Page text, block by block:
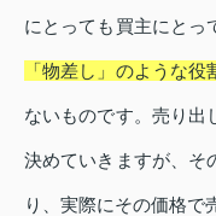
にとっても買主にとっ
「物差し」のような役
ないものです。売り出
決めていきますが、そ
り、実際にその価格で